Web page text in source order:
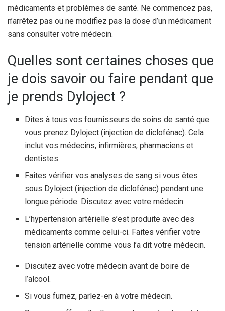
médicaments et problèmes de santé. Ne commencez pas,
n’arrêtez pas ou ne modifiez pas la dose d’un médicament
sans consulter votre médecin.
Quelles sont certaines choses que
je dois savoir ou faire pendant que
je prends Dyloject ?
Dites à tous vos fournisseurs de soins de santé que
vous prenez Dyloject (injection de diclofénac). Cela
inclut vos médecins, infirmières, pharmaciens et
dentistes.
Faites vérifier vos analyses de sang si vous êtes
sous Dyloject (injection de diclofénac) pendant une
longue période. Discutez avec votre médecin.
L’hypertension artérielle s’est produite avec des
médicaments comme celui-ci. Faites vérifier votre
tension artérielle comme vous l’a dit votre médecin.
Discutez avec votre médecin avant de boire de
l’alcool.
Si vous fumez, parlez-en à votre médecin.